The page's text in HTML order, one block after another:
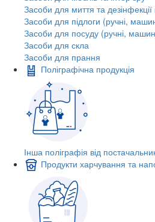
Засоби для миття та дезінфекції
Засоби для підлоги (ручні,
Засоби для посуду (ручні,
Засоби для скла
Засоби для прання
Поліграфічна продукція
Інша поліграфія від
Продукти харчування та